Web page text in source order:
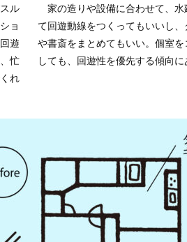
ル
ョ
遊
忙
れ
家の造りや設備に合わせて、水
て回遊動線をつくってもいいし
や書斎をまとめてもいい。個室
しても、回遊性を優先する傾向